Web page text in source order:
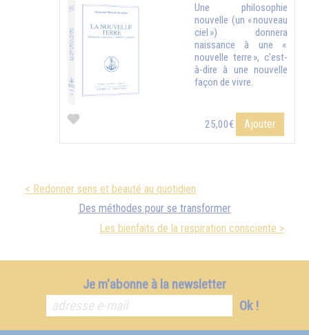
Une philosophie
nouvelle (un « nouveau
ciel ») donnera
naissance à une «
nouvelle terre », c’est-
à-dire à une nouvelle
façon de vivre.
25,00€ Ajouter
< Redonner sens et beauté au quotidien
Des méthodes pour se transformer
Les bienfaits de la respiration consciente >
Je m'abonne à la newsletter
Ok !